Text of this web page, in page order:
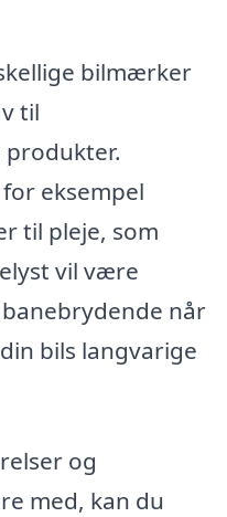
bilmærker
til
eksempel
til pleje, som
vil være
når
bils langvarige
og
med, kan du